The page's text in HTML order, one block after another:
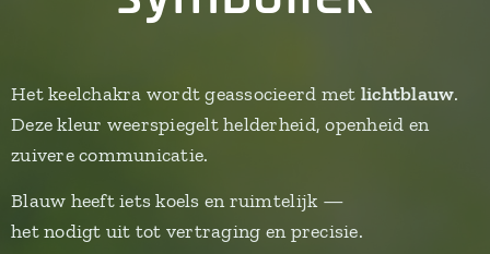
Het keelchakra wordt geassocieerd met lichtblauw.
Deze kleur weerspiegelt helderheid, openheid en
zuivere communicatie.
Blauw heeft iets koels en ruimtelijk —
het nodigt uit tot vertraging en precisie.